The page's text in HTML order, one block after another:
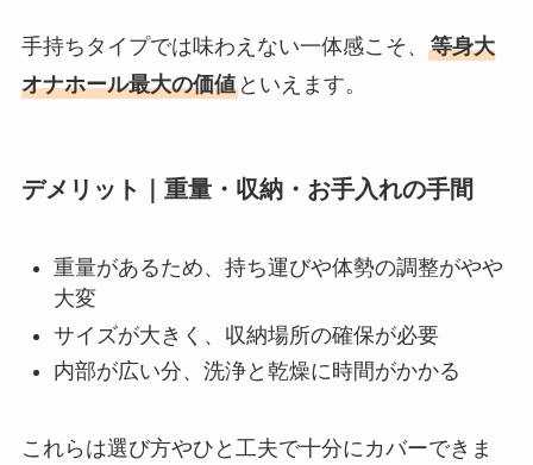
手持ちタイプでは味わえない一体感こそ、 等身大
オナホール最大の価値といえます。
デメリット｜重量・収納・お手入れの手間
重量があるため、持ち運びや体勢の調整がやや
大変
サイズが大きく、収納場所の確保が必要
内部が広い分、洗浄と乾燥に時間がかかる
これらは選び方やひと工夫で十分にカバーできま